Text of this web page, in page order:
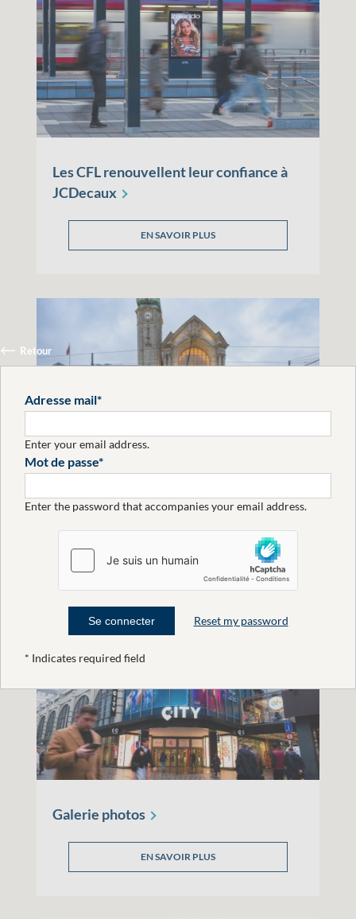
Les CFL renouvellent leur confiance à
JCDecaux
EN SAVOIR PLUS
ville de l'amour pourla
EN SAVOIR PLUS
Galerie photos
EN SAVOIR PLUS
Retour
Adresse mail
Enter your email address.
Mot de passe
Enter the password that accompanies your email address.
Reset my password
* Indicates required field